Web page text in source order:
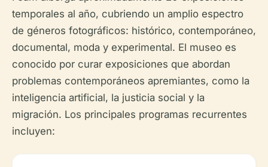
temporales al año, cubriendo un amplio espectro
de géneros fotográficos: histórico, contemporáneo,
documental, moda y experimental. El museo es
conocido por curar exposiciones que abordan
problemas contemporáneos apremiantes, como la
inteligencia artificial, la justicia social y la
migración. Los principales programas recurrentes
incluyen: